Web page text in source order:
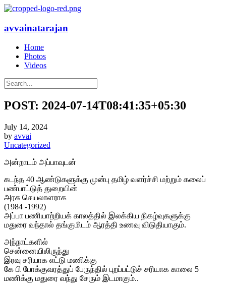
avvainatarajan
Home
Photos
Videos
POST: 2024-07-14T08:41:35+05:30
July 14, 2024
by avvai
Uncategorized
அன்றாடம் அப்பாவுடன்
கடந்த 40 ஆண்டுகளுக்கு முன்பு தமிழ் வளர்ச்சி மற்றும் கலைப்
பண்பாட்டுத் துறையின்
அரசு செயலாளராக
(1984 -1992)
அப்பா பணியாற்றியக் காலத்தில் இலக்கிய நிகழ்வுகளுக்கு
மதுரை வந்தால் தங்குமிடம் ஆரத்தி உணவு விடுதியாகும்.
அந்நாட்களில்
சென்னையிலிருந்து
இரவு சரியாக எட்டு மணிக்கு
கே பி போக்குவரத்துப் பேருந்தில் புறப்பட்டுச் சரியாக காலை 5
மணிக்கு மதுரை வந்து சேரும் இடமாகும்..